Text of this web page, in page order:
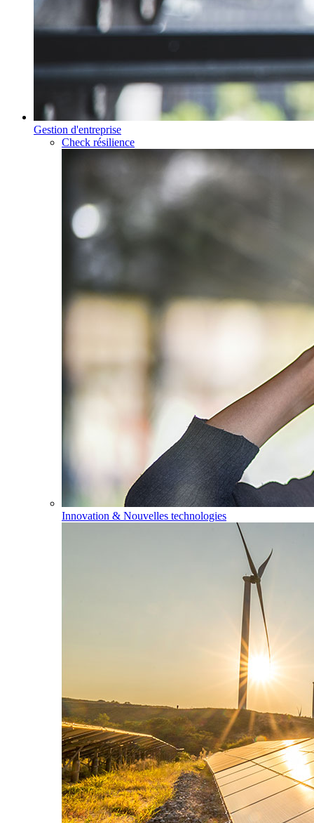
Gestion d'entreprise
Check résilience
Innovation & Nouvelles technologies